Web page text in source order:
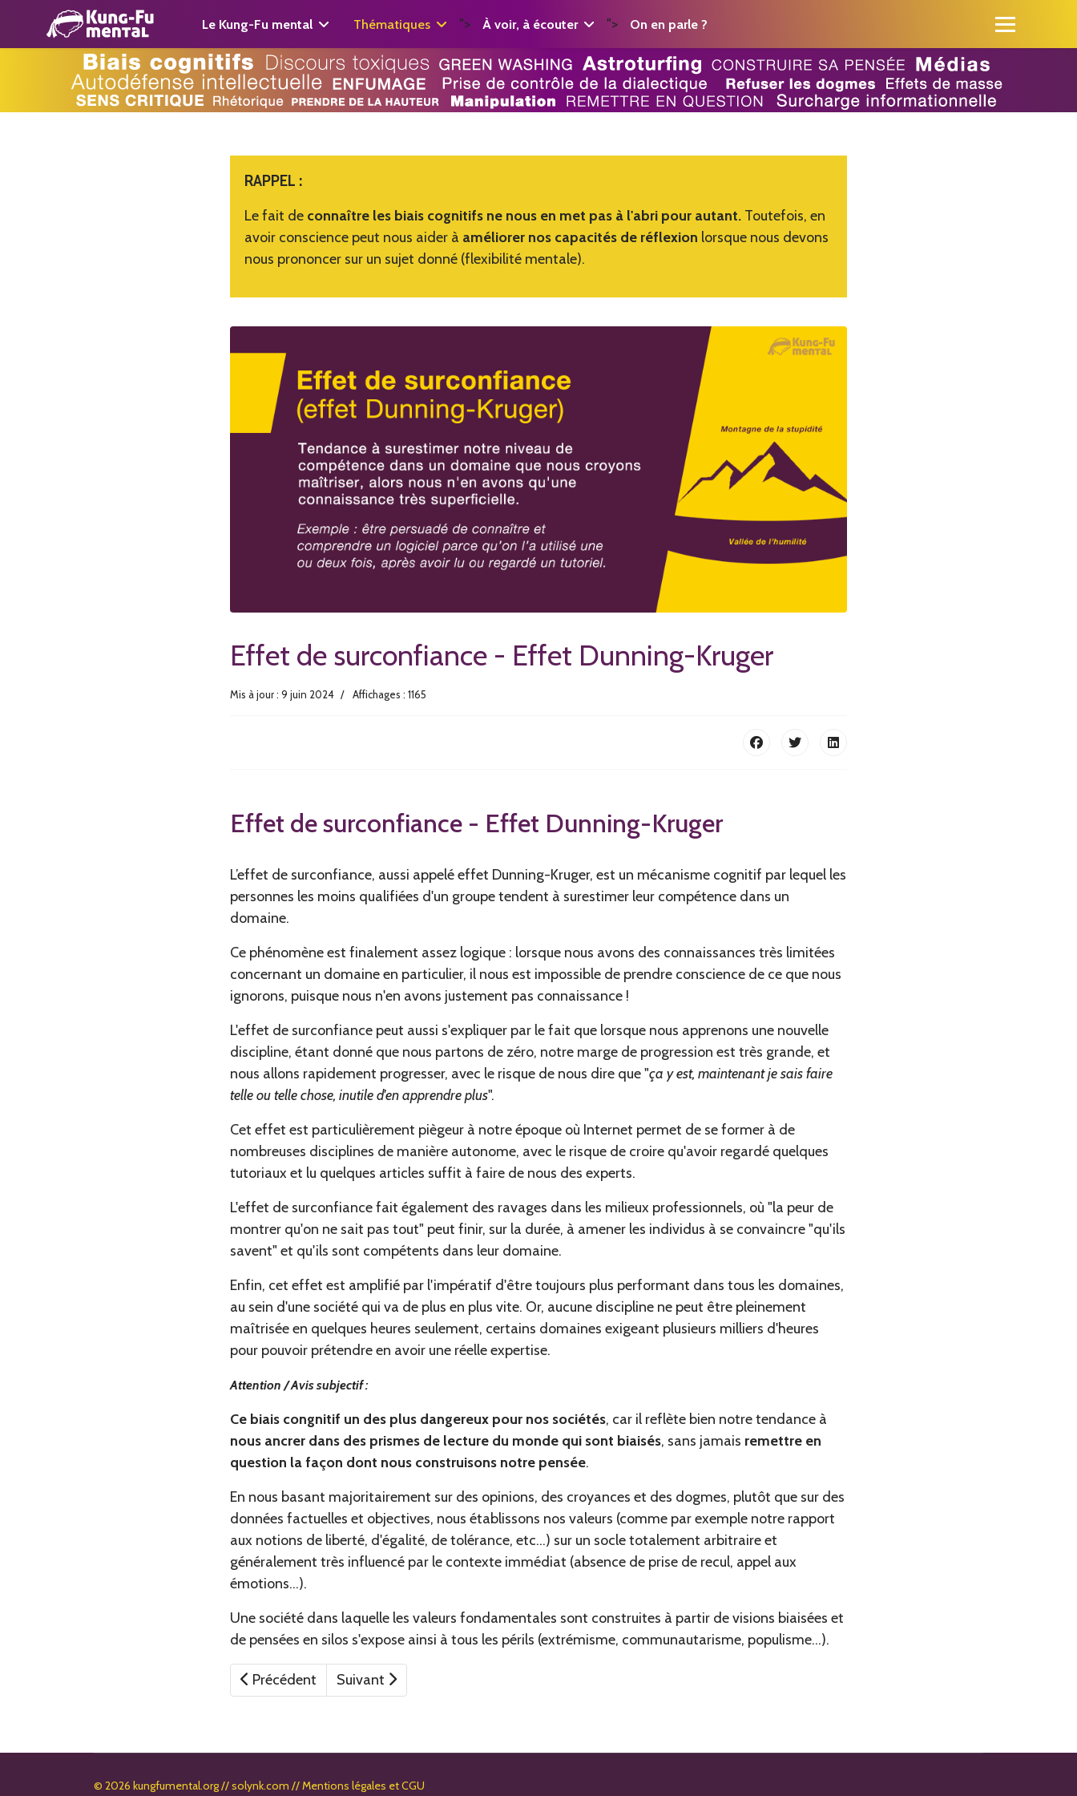
Le Kung-Fu mental Thématiques "> À voir, à écouter "> On en parle ?
RAPPEL :
Le fait de connaître les biais cognitifs ne nous en met pas à l'abri pour autant. Toutefois, en
avoir conscience peut nous aider à améliorer nos capacités de réflexion lorsque nous devons
nous prononcer sur un sujet donné (flexibilité mentale).
Effet de surconfiance - Effet Dunning-Kruger
Mis à jour : 9 juin 2024 Affichages : 1165
Effet de surconfiance - Effet Dunning-Kruger
L’effet de surconfiance, aussi appelé effet Dunning-Kruger, est un mécanisme cognitif par lequel les
personnes les moins qualifiées d'un groupe tendent à surestimer leur compétence dans un
domaine.
Ce phénomène est finalement assez logique : lorsque nous avons des connaissances très limitées
concernant un domaine en particulier, il nous est impossible de prendre conscience de ce que nous
ignorons, puisque nous n'en avons justement pas connaissance !
L'effet de surconfiance peut aussi s'expliquer par le fait que lorsque nous apprenons une nouvelle
discipline, étant donné que nous partons de zéro, notre marge de progression est très grande, et
nous allons rapidement progresser, avec le risque de nous dire que "ça y est, maintenant je sais faire
telle ou telle chose, inutile d'en apprendre plus".
Cet effet est particulièrement piègeur à notre époque où Internet permet de se former à de
nombreuses disciplines de manière autonome, avec le risque de croire qu'avoir regardé quelques
tutoriaux et lu quelques articles suffit à faire de nous des experts.
L'effet de surconfiance fait également des ravages dans les milieux professionnels, où "la peur de
montrer qu'on ne sait pas tout" peut finir, sur la durée, à amener les individus à se convaincre "qu'ils
savent" et qu'ils sont compétents dans leur domaine.
Enfin, cet effet est amplifié par l'impératif d'être toujours plus performant dans tous les domaines,
au sein d'une société qui va de plus en plus vite. Or, aucune discipline ne peut être pleinement
maîtrisée en quelques heures seulement, certains domaines exigeant plusieurs milliers d'heures
pour pouvoir prétendre en avoir une réelle expertise.
Attention / Avis subjectif :
Ce biais congnitif un des plus dangereux pour nos sociétés, car il reflète bien notre tendance à
nous ancrer dans des prismes de lecture du monde qui sont biaisés, sans jamais remettre en
question la façon dont nous construisons notre pensée.
En nous basant majoritairement sur des opinions, des croyances et des dogmes, plutôt que sur des
données factuelles et objectives, nous établissons nos valeurs (comme par exemple notre rapport
aux notions de liberté, d'égalité, de tolérance, etc...) sur un socle totalement arbitraire et
généralement très influencé par le contexte immédiat (absence de prise de recul, appel aux
émotions...).
Une société dans laquelle les valeurs fondamentales sont construites à partir de visions biaisées et
de pensées en silos s'expose ainsi à tous les périls (extrémisme, communautarisme, populisme...).
Article précédent : Biais d'autocomplaisance
Précédent Article suivant : Le codex des biais cognitifs
Suivant
© 2026 kungfumental.org //solynk.com //Mentions légales et CGU